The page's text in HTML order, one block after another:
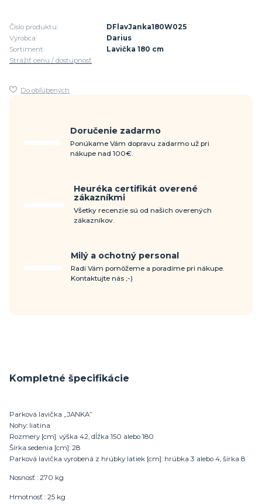
Číslo produktu:
DFlavJanka180W025
Výrobca:
Darius
Sortiment:
Lavička 180 cm
Strážiť cenu / dostupnosť
Do obľúbených
Doručenie zadarmo
Ponúkame Vám dopravu zadarmo už pri
nákupe nad 100€.
Heuréka certifikát overené
zákazníkmi
Všetky recenzie sú od našich overených
zákazníkov.
Milý a ochotný personal
Radi Vám pomôžeme a poradíme pri nákupe.
Kontaktujte nás ;-)
Kompletné špecifikácie
Parková lavička „JANKA”
Nohy: liatina
Rozmery [cm]: výška 42, dĺžka 150 alebo 180
Šírka sedenia [cm]: 28
Parková lavička vyrobená z hrúbky latiek [cm]: hrúbka 3 alebo 4, šírka 8
Nosnosť : 270 kg
Hmotnosť : 25 kg